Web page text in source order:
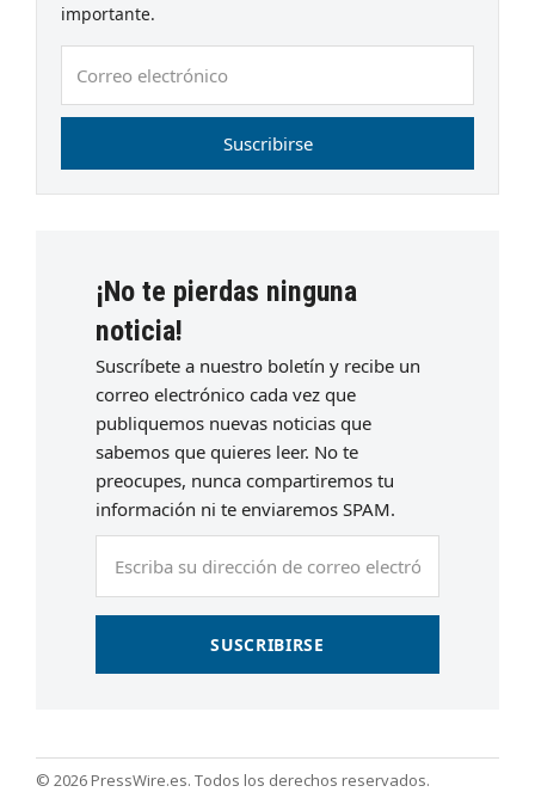
importante.
electrónico
Suscribirse
¡No te pierdas ninguna
noticia!
Suscríbete a nuestro boletín y recibe un
correo electrónico cada vez que
publiquemos nuevas noticias que
sabemos que quieres leer. No te
preocupes, nunca compartiremos tu
información ni te enviaremos SPAM.
SUSCRIBIRSE
© 2026 PressWire.es. Todos los derechos reservados.